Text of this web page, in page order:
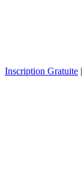
Inscription Gratuite |